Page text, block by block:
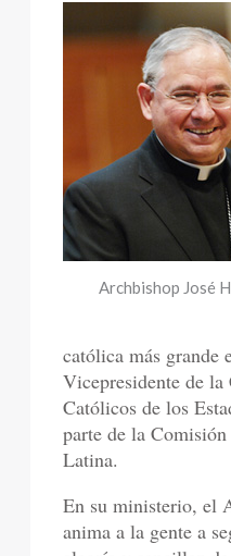
Archbishop José
católica más grande
Vicepresidente de la
Católicos de los
parte de la
Latina.
En su ministerio, el
anima a la gente a